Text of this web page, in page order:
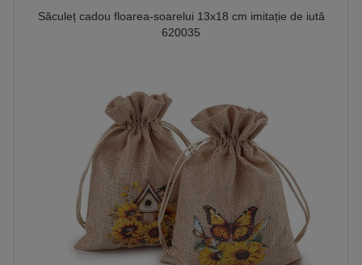
Săculeț cadou floarea-soarelui 13x18 cm imitație de iută
620035